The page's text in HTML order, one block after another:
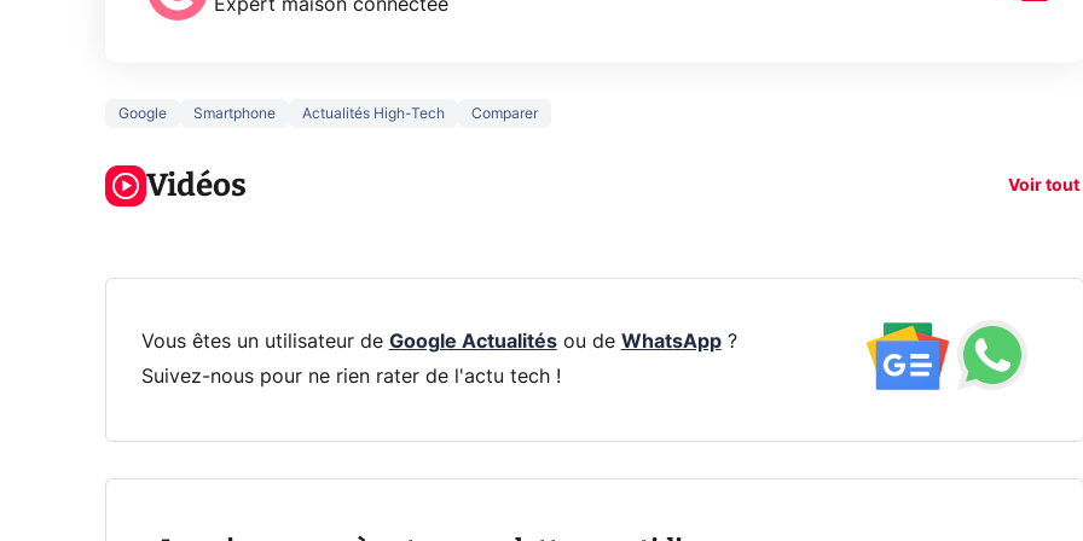
Expert maison connectée
Google Smartphone Actualités High-Tech Comparer
Vidéos Voir tout
Voici L'AOC
CQ32G4ZA !
Vous êtes un utilisateur de Google Actualitésou de WhatsApp?
Suivez-nous pour ne rien rater de l'actu tech !